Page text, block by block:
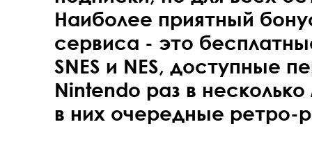
Наиболее приятный
сервиса - это
SNES и NES, доступные
Nintendo раз в
в них очередные ретро-